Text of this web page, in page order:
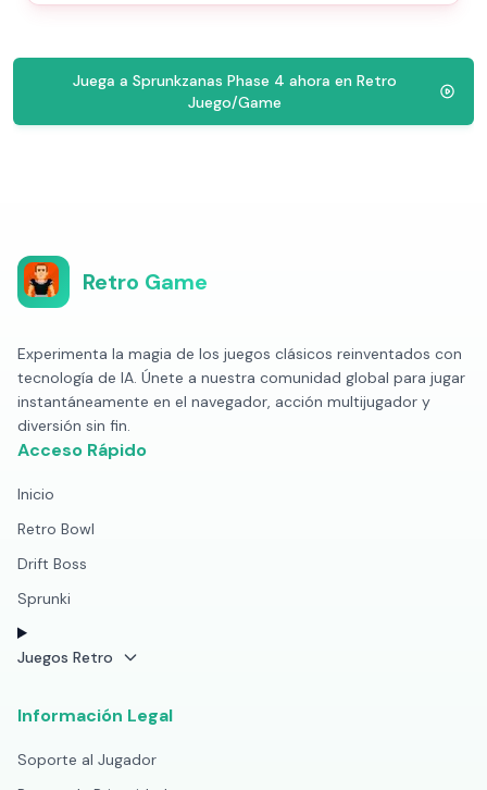
Juega a Sprunkzanas Phase 4 ahora en Retro
Juego/Game
Retro Game
Experimenta la magia de los juegos clásicos reinventados con
tecnología de IA. Únete a nuestra comunidad global para jugar
instantáneamente en el navegador, acción multijugador y
diversión sin fin.
Acceso Rápido
Inicio
Retro Bowl
Drift Boss
Sprunki
Juegos Retro
Información Legal
Soporte al Jugador